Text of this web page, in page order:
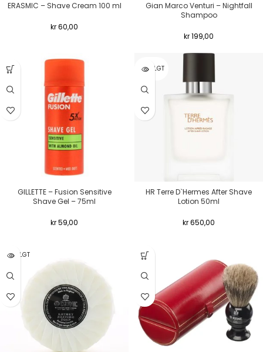
ERASMIC – Shave Cream 100 ml
kr60,00
Gian Marco Venturi – Nightfall
Shampoo
kr199,00
GILLETTE – Fusion Sensitive
Shave Gel – 75ml
kr59,00
UTSOLGT
HR Terre D`Hermes After Shave
Lotion 50ml
kr650,00
UTSOLGT